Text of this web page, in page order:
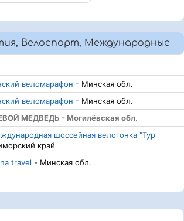
Велоспорт, Международные
веломарафон - Минская обл.
веломарафон - Минская обл.
МЕДВЕДЬ - Могилёвская обл.
шоссейная велогонка "Тур
край
travel - Минская обл.